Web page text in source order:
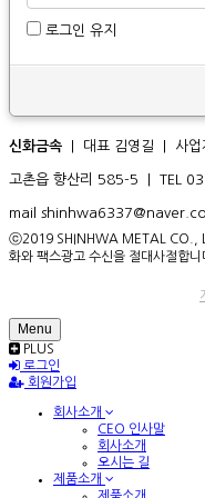
로그인 유지
신화금속 | 대표 김영길 | 사업
고촌읍 향산리 585-5 | TEL
mail
ⓒ2019 SHINHWA METAL CO.,
화와 팩스광고 수신을 절대사절합니
Menu
PLUS
로그인
회원가입
회사소개
CEO 인사말
회사소개
오시는 길
제품소개